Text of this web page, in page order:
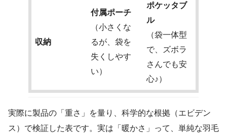
収納
付属ポーチ
（小さくな
るが、袋を
失くしやす
い）
ポケッタブ
ル
（袋一体型
で、ズボラ
さんでも安
心♪）
実際に製品の「重さ」を量り、科学的な根拠（エビデン
ス）で検証した表です。実は「暖かさ」って、単純な羽毛